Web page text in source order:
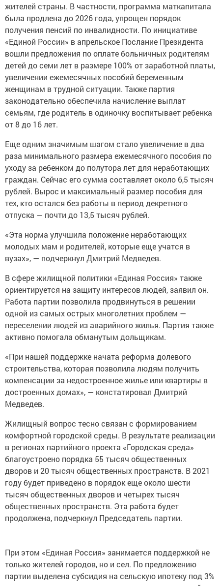
жителей страны. В частности, программа маткапитала
была продлена до 2026 года, упрощен порядок
получения пенсий по инвалидности. По инициативе
«Единой России» в апрельское Послание Президента
вошли предложения по оплате больничных родителям
детей до семи лет в размере 100% от заработной платы,
увеличении ежемесячных пособий беременным
женщинам в трудной ситуации. Также партия
законодательно обеспечила начисление выплат
семьям, где родитель в одиночку воспитывает ребенка
от 8 до 16 лет.
Еще одним значимым шагом стало увеличение в два
раза минимального размера ежемесячного пособия по
уходу за ребенком до полутора лет для неработающих
граждан. Сейчас его сумма составляет около 6,5 тысяч
рублей. Вырос и максимальный размер пособия для
тех, кто остался без работы в период декретного
отпуска — почти до 13,5 тысяч рублей.
«Эта норма улучшила положение неработающих
молодых мам и родителей, которые еще учатся в
вузах», — подчеркнул Дмитрий Медведев.
В сфере жилищной политики «Единая Россия» также
ориентируется на защиту интересов людей, заявил он.
Работа партии позволила продвинуться в решении
одной из самых острых многолетних проблем —
переселении людей из аварийного жилья. Партия также
активно помогала обманутым дольщикам.
«При нашей поддержке начата реформа долевого
строительства, которая позволила людям получить
компенсации за недостроенное жилье или квартиры в
достроенных домах», — констатировал Дмитрий
Медведев.
Жилищный вопрос тесно связан с формированием
комфортной городской среды. В результате реализации
в регионах партийного проекта «Городская среда»
благоустроено порядка 55 тысяч общественных
дворов и 20 тысяч общественных пространств. В 2021
году будет приведено в порядок еще около шести
тысяч общественных дворов и четырех тысяч
общественных пространств. Эта работа будет
продолжена, подчеркнул Председатель партии.
При этом «Единая Россия» занимается поддержкой не
только жителей городов, но и сел. По предложению
партии выделена субсидия на сельскую ипотеку под 3%